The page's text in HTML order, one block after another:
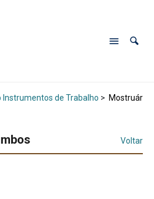
Instrumentos de Trabalho > Mostruário
Voltar